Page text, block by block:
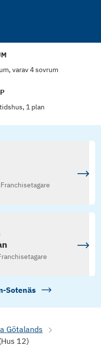
varav 4 sovrum
1 plan
Sotenäs
Götalands
12)